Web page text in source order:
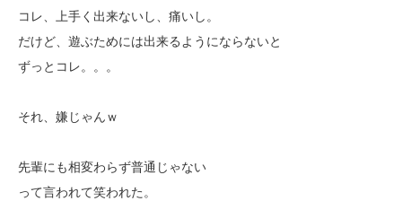
コレ、上手く出来ないし、痛いし。
だけど、遊ぶためには出来るようにならないと
ずっとコレ。。。
それ、嫌じゃんｗ
先輩にも相変わらず普通じゃない
って言われて笑われた。